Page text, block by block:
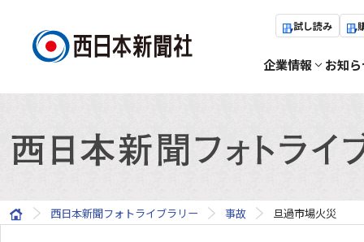
試し読み
企業情報 お知
西日本新聞フォトライブラリー 事故 旦過市場火災